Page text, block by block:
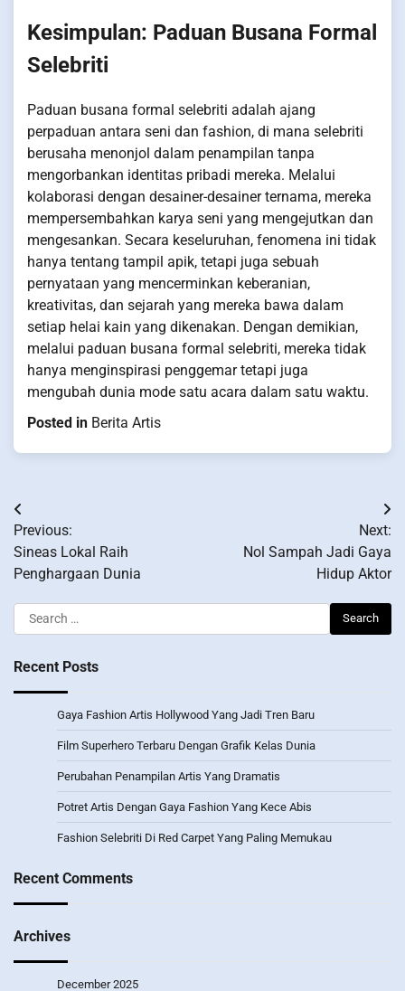
Kesimpulan: Paduan Busana Formal
Selebriti
Paduan busana formal selebriti adalah ajang
perpaduan antara seni dan fashion, di mana selebriti
berusaha menonjol dalam penampilan tanpa
mengorbankan identitas pribadi mereka. Melalui
kolaborasi dengan desainer-desainer ternama, mereka
mempersembahkan karya seni yang mengejutkan dan
mengesankan. Secara keseluruhan, fenomena ini tidak
hanya tentang tampil apik, tetapi juga sebuah
pernyataan yang mencerminkan keberanian,
kreativitas, dan sejarah yang mereka bawa dalam
setiap helai kain yang dikenakan. Dengan demikian,
melalui paduan busana formal selebriti, mereka tidak
hanya menginspirasi penggemar tetapi juga
mengubah dunia mode satu acara dalam satu waktu.
Posted in Berita Artis
Post
navigation
Previous:
Sineas Lokal Raih
Penghargaan Dunia
Next:
Nol Sampah Jadi Gaya
Hidup Aktor
Search
for:
Recent Posts
Gaya Fashion Artis Hollywood Yang Jadi Tren Baru
Film Superhero Terbaru Dengan Grafik Kelas Dunia
Perubahan Penampilan Artis Yang Dramatis
Potret Artis Dengan Gaya Fashion Yang Kece Abis
Fashion Selebriti Di Red Carpet Yang Paling Memukau
Recent Comments
Archives
December 2025